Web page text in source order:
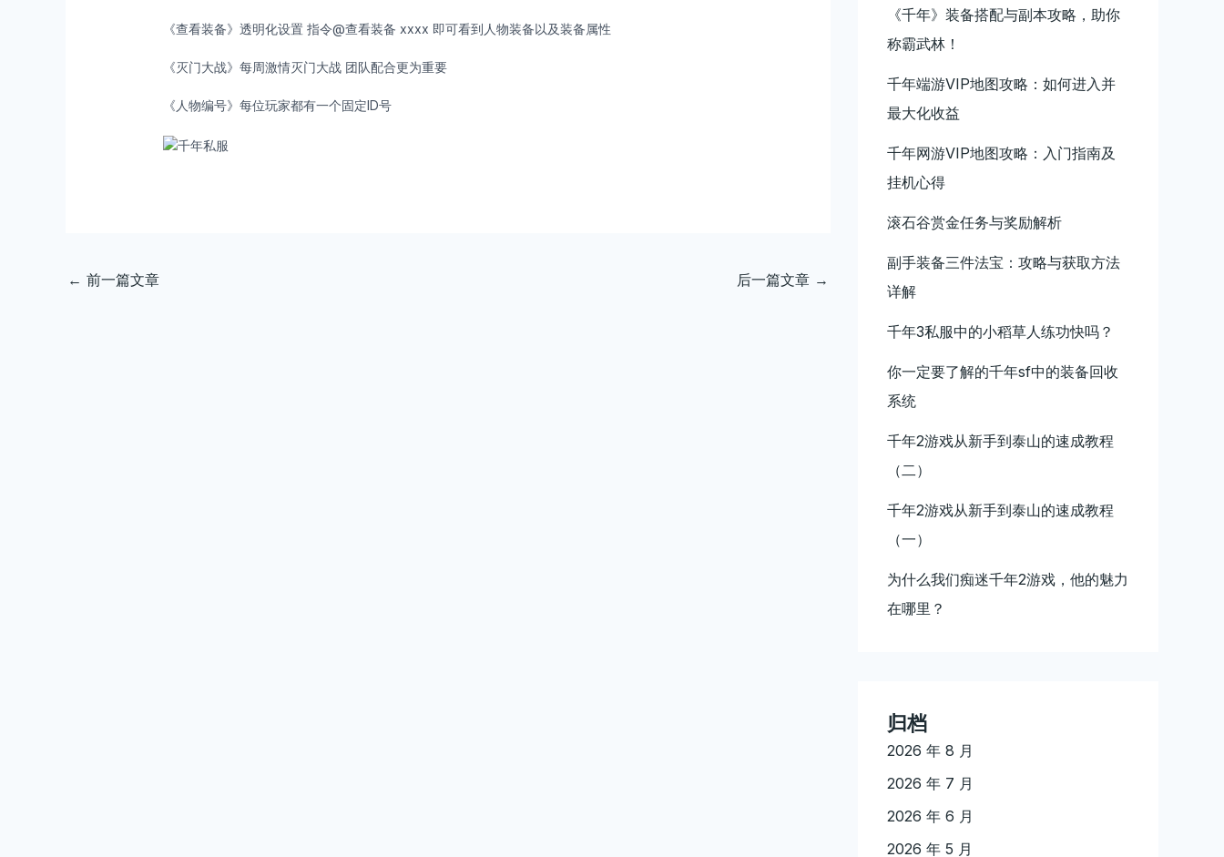
《查看装备》透明化设置 指令@查看装备 xxxx 即可看到人物装备以及装备属性
《灭门大战》每周激情灭门大战 团队配合更为重要
《人物编号》每位玩家都有一个固定ID号
← 前一篇文章 后一篇文章 →
《千年》装备搭配与副本攻略，助你
称霸武林！
千年端游VIP地图攻略：如何进入并
最大化收益
千年网游VIP地图攻略：入门指南及
挂机心得
滚石谷赏金任务与奖励解析
副手装备三件法宝：攻略与获取方法
详解
千年3私服中的小稻草人练功快吗？
你一定要了解的千年sf中的装备回收
系统
千年2游戏从新手到泰山的速成教程
（二）
千年2游戏从新手到泰山的速成教程
（一）
为什么我们痴迷千年2游戏，他的魅力
在哪里？
归档
2026 年 8 月
2026 年 7 月
2026 年 6 月
2026 年 5 月